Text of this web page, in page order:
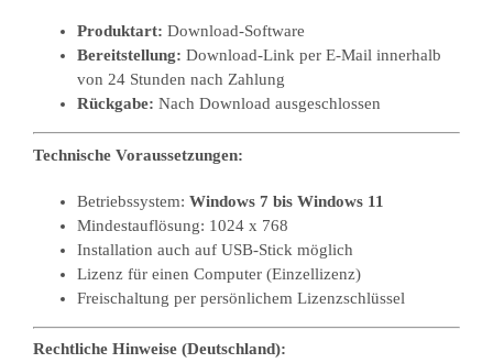
Produktart: Download-Software
Bereitstellung: Download-Link per E-Mail innerhalb
von 24 Stunden nach Zahlung
Rückgabe: Nach Download ausgeschlossen
Technische Voraussetzungen:
Betriebssystem: Windows 7 bis Windows 11
Mindestauflösung: 1024 x 768
Installation auch auf USB-Stick möglich
Lizenz für einen Computer (Einzellizenz)
Freischaltung per persönlichem Lizenzschlüssel
Rechtliche Hinweise (Deutschland):